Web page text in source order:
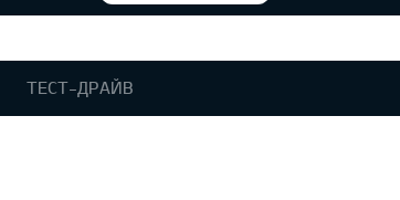
ТЕСТ-ДРАЙВ